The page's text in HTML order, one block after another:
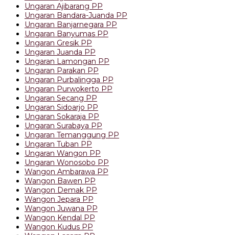
Ungaran Ajibarang PP
Ungaran Bandara-Juanda PP
Ungaran Banjarnegara PP
Ungaran Banyumas PP
Ungaran Gresik PP
Ungaran Juanda PP
Ungaran Lamongan PP
Ungaran Parakan PP
Ungaran Purbalingga PP
Ungaran Purwokerto PP
Ungaran Secang PP
Ungaran Sidoarjo PP
Ungaran Sokaraja PP
Ungaran Surabaya PP
Ungaran Temanggung PP
Ungaran Tuban PP
Ungaran Wangon PP
Ungaran Wonosobo PP
Wangon Ambarawa PP
Wangon Bawen PP
Wangon Demak PP
Wangon Jepara PP
Wangon Juwana PP
Wangon Kendal PP
Wangon Kudus PP